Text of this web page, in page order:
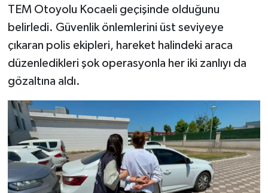
TEM Otoyolu Kocaeli geçişinde olduğunu
belirledi. Güvenlik önlemlerini üst seviyeye
çıkaran polis ekipleri, hareket halindeki araca
düzenledikleri şok operasyonla her iki zanlıyı da
gözaltına aldı.